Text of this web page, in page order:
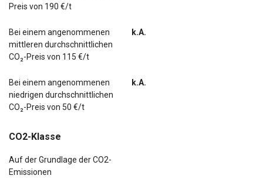
Preis von 190 €/t
Bei einem angenommenen
mittleren durchschnittlichen
CO₂-Preis von 115 €/t
k.A.
Bei einem angenommenen
niedrigen durchschnittlichen
CO₂-Preis von 50 €/t
k.A.
CO2-Klasse
Auf der Grundlage der CO2-
Emissionen